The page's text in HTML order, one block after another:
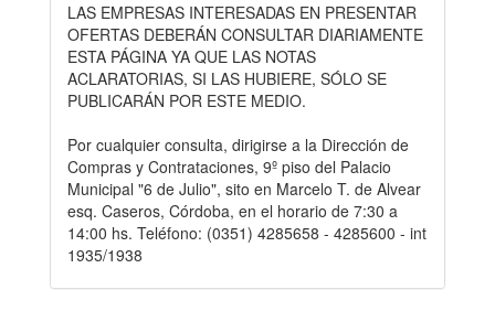
LAS EMPRESAS INTERESADAS EN PRESENTAR
OFERTAS DEBERÁN CONSULTAR DIARIAMENTE
ESTA PÁGINA YA QUE LAS NOTAS
ACLARATORIAS, SI LAS HUBIERE, SÓLO SE
PUBLICARÁN POR ESTE MEDIO.
Por cualquier consulta, dirigirse a la Dirección de
Compras y Contrataciones, 9º piso del Palacio
Municipal "6 de Julio", sito en Marcelo T. de Alvear
esq. Caseros, Córdoba, en el horario de 7:30 a
14:00 hs. Teléfono: (0351) 4285658 - 4285600 - int
1935/1938